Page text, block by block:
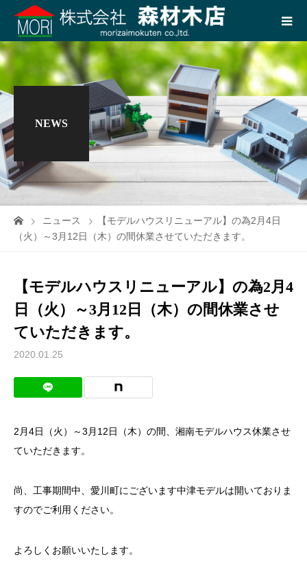
NEWS
ニュース
【モデルハウスリニューアル】の為2月4日
（火）～3月12日（木）の間休業させていただきます。
【モデルハウスリニューアル】の為2月4
日（火）～3月12日（木）の間休業させ
ていただきます。
2020.01.25
2月4日（火）～3月12日（木）の間、湘南モデルハウス休業させ
ていただきます。
尚、工事期間中、愛川町にございます中津モデルは開いておりま
すのでご利用ください。
よろしくお願いいたします。